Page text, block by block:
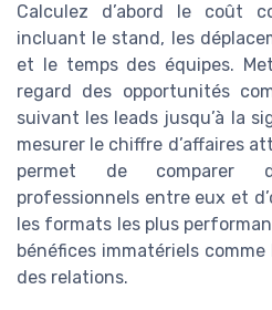
Calculez d’abord le coût
incluant le stand, les
et le temps des équipes.
regard des opportunités
suivant les leads jusqu’à la
mesurer le chiffre d’affaires
permet de comparer
professionnels entre eux et
les formats les plus
bénéfices immatériels
des relations.